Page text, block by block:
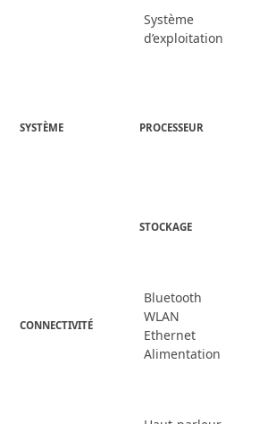
SYSTÈME
Système
d’exploitation
PROCESSEUR
STOCKAGE
CONNECTIVITÉ
Bluetooth
WLAN
Ethernet
Alimentation